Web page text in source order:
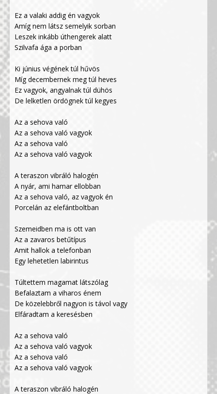
Ez a valaki addig én vagyok
Amíg nem látsz semelyik sorban
Leszek inkább úthengerek alatt
Szilvafa ága a porban
Ki június végének túl hűvös
Míg decembernek meg túl heves
Ez vagyok, angyalnak túl dühös
De lelketlen ördögnek túl kegyes
Az a sehova való
Az a sehova való vagyok
Az a sehova való
Az a sehova való vagyok
A teraszon vibráló halogén
A nyár, ami hamar ellobban
Az a sehova való, az vagyok én
Porcelán az elefántboltban
Szemeidben ma is ott van
Az a zavaros betűtípus
Amit hallok a telefonban
Egy lehetetlen labirintus
Túltettem magamat látszólag
Befalaztam a viharos énem
De közelebbről nagyon is távol vagy
Elfáradtam a keresésben
Az a sehova való
Az a sehova való vagyok
Az a sehova való
Az a sehova való vagyok
A teraszon vibráló halogén